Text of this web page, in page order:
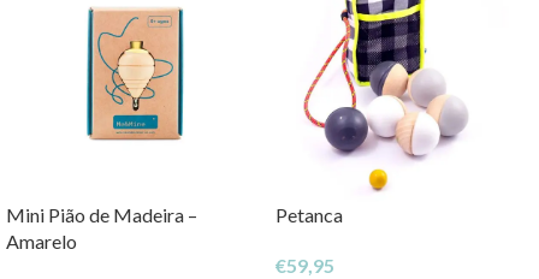
Mini Pião de Madeira –
Amarelo
Petanca
€59,95